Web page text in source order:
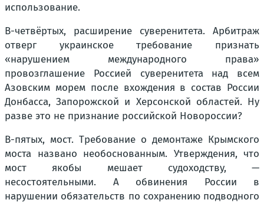
использование.
В-четвёртых, расширение суверенитета. Арбитраж
отверг украинское требование признать
«нарушением международного права»
провозглашение Россией суверенитета над всем
Азовским морем после вхождения в состав России
Донбасса, Запорожской и Херсонской областей. Ну
разве это не признание российской Новороссии?
В-пятых, мост. Требование о демонтаже Крымского
моста названо необоснованным. Утверждения, что
мост якобы мешает судоходству, —
несостоятельными. А обвинения России в
нарушении обязательств по сохранению подводного